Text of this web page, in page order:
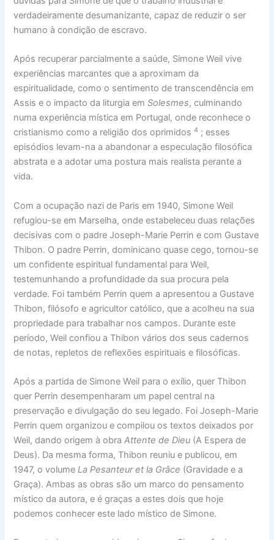
verdadeiramente desumanizante, capaz de reduzir o ser
humano à condição de escravo.
Após recuperar parcialmente a saúde, Simone Weil vive
experiências marcantes que a aproximam da
espiritualidade, como o sentimento de transcendência em
Assis e o impacto da liturgia emSolesmes, culminando
numa experiência mística em Portugal, onde reconhece o
cristianismo como a religião dos oprimidos4 ; esses
episódios levam-na a abandonar a especulação filosófica
abstrata e a adotar uma postura mais realista perante a
vida.
Com a ocupação nazi de Paris em 1940, Simone Weil
refugiou-se em Marselha, onde estabeleceu duas relações
decisivas com o padre Joseph-Marie Perrin e com Gustave
Thibon. O padre Perrin, dominicano quase cego, tornou-se
um confidente espiritual fundamental para Weil,
testemunhando a profundidade da sua procura pela
verdade. Foi também Perrin quem a apresentou a Gustave
Thibon, filósofo e agricultor católico, que a acolheu na sua
propriedade para trabalhar nos campos. Durante este
período, Weil confiou a Thibon vários dos seus cadernos
de notas, repletos de reflexões espirituais e filosóficas.
Após a partida de Simone Weil para o exílio, quer Thibon
quer Perrin desempenharam um papel central na
preservação e divulgação do seu legado. Foi Joseph-Marie
Perrin quem organizou e compilou os textos deixados por
Weil, dando origem à obraAttente de Dieu (A Espera de
Deus). Da mesma forma, Thibon reuniu e publicou, em
1947, o volumeLa Pesanteur et la Grâce (Gravidade e a
Graça). Ambas as obras são um marco do pensamento
místico da autora, e é graças a estes dois que hoje
podemos conhecer este lado místico de Simone.